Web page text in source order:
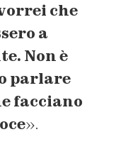
che
a
Non è
parlare
facciano
».